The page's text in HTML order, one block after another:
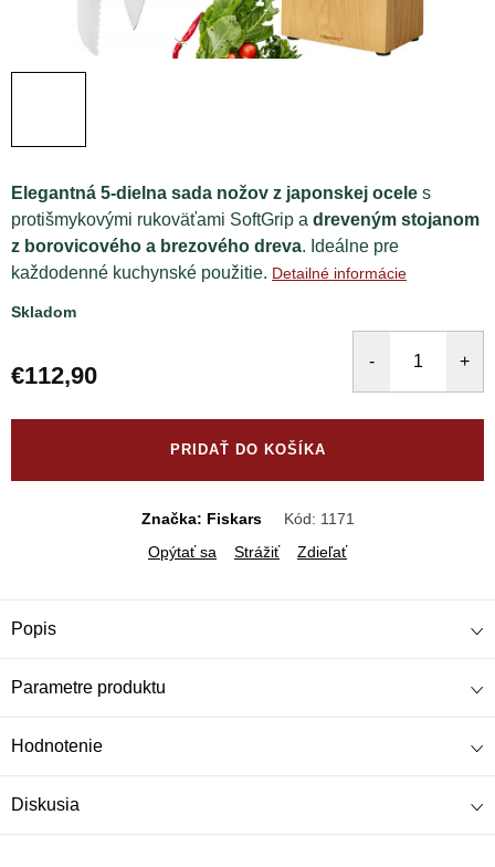
Elegantná 5-dielna sada nožov z japonskej ocele s
protišmykovými rukoväťami SoftGrip a dreveným stojanom
z borovicového a brezového dreva. Ideálne pre
každodenné kuchynské použitie. Detailné informácie
Skladom
€112,90
PRIDAŤ DO KOŠÍKA
Značka: Fiskars Kód: 1171
Opýtať sa
Strážiť Zdieľať
Popis
Parametre produktu
Hodnotenie
Diskusia